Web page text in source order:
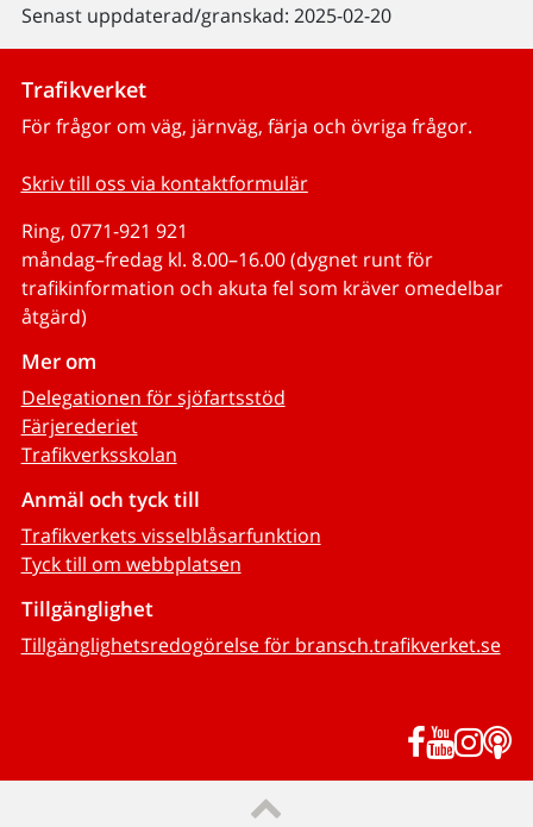
Senast uppdaterad/granskad: 2025-02-20
Trafikverket
För frågor om väg, järnväg, färja och övriga frågor.
Skriv till oss via kontaktformulär
Ring, 0771-921 921
måndag–fredag kl. 8.00–16.00 (dygnet runt för
trafikinformation och akuta fel som kräver omedelbar
åtgärd)
Mer om
Delegationen för sjöfartsstöd
Färjerederiet
Trafikverksskolan
Anmäl och tyck till
Trafikverkets visselblåsarfunktion
Tyck till om webbplatsen
Tillgänglighet
Tillgänglighetsredogörelse för bransch.trafikverket.se
Facebook
YouTube